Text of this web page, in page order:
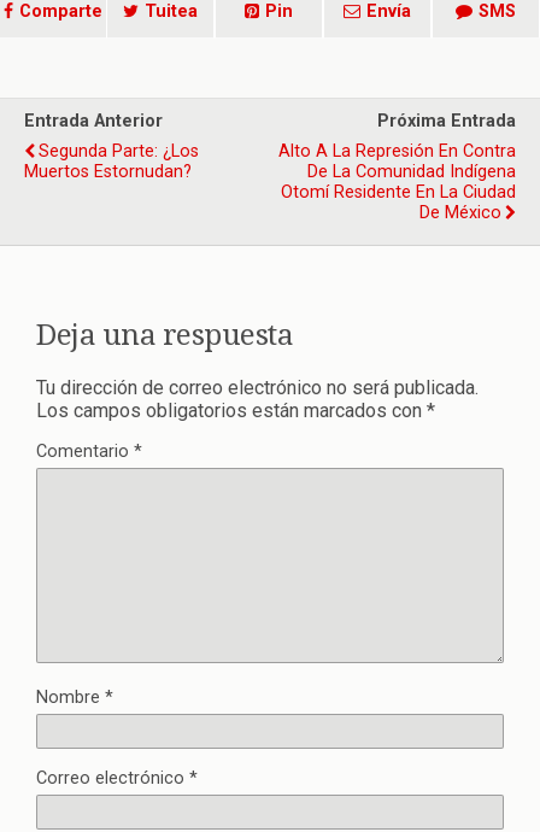
Comparte Tuitea Pin Envía SMS
Entrada Anterior
Segunda Parte: ¿Los
Muertos Estornudan?
Próxima Entrada
Alto A La Represión En Contra
De La Comunidad Indígena
Otomí Residente En La Ciudad
De México
Deja una respuesta
Tu dirección de correo electrónico no será publicada.
Los campos obligatorios están marcados con *
Comentario *
Nombre *
Correo electrónico *